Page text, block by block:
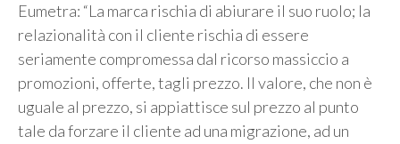
Eumetra: “La marca rischia di abiurare il suo ruolo; la
relazionalità con il cliente rischia di essere
seriamente compromessa dal ricorso massiccio a
promozioni, offerte, tagli prezzo. Il valore, che non è
uguale al prezzo, si appiattisce sul prezzo al punto
tale da forzare il cliente ad una migrazione, ad un